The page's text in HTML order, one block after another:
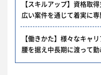
【スキルアップ】資格取
広い案件を通じて着実に
【働きかた】様々なキャ
腰を据え中長期に渡って